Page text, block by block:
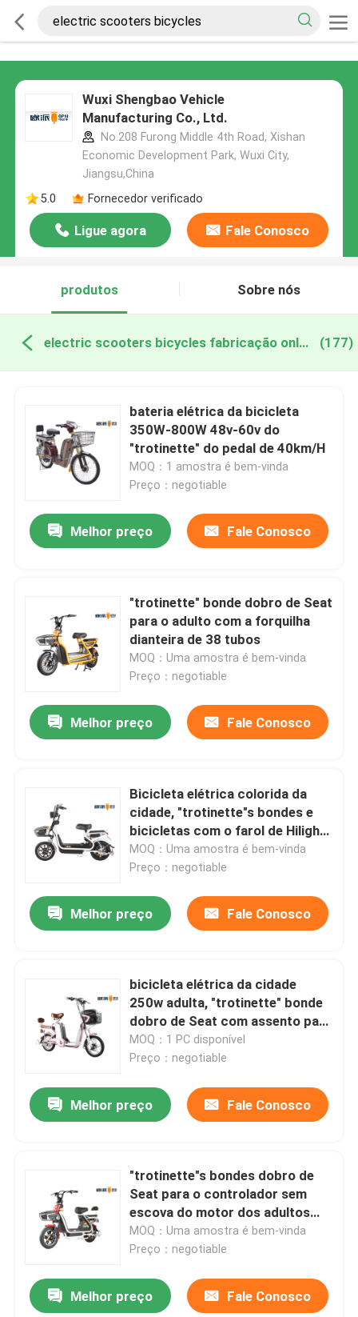
Wuxi Shengbao Vehicle
Manufacturing Co., Ltd.
No.208 Furong Middle 4th Road, Xishan
Economic Development Park, Wuxi City,
Jiangsu,China
5.0
Fornecedor verificado
Ligue agora Fale Conosco
produtos Sobre nós
electric scooters bicycles fabricação online (177)
bateria elétrica da bicicleta
350W-800W 48v-60v do
"trotinette" do pedal de 40km/H
MOQ：1 amostra é bem-vinda
Preço：negotiable
Melhor preço Fale Conosco
"trotinette" bonde dobro de Seat
para o adulto com a forquilha
dianteira de 38 tubos
MOQ：Uma amostra é bem-vinda
Preço：negotiable
Melhor preço Fale Conosco
Bicicleta elétrica colorida da
cidade, "trotinette"s bondes e
bicicletas com o farol de Hilight
da polia/diodo emissor de luz
MOQ：Uma amostra é bem-vinda
Preço：negotiable
Melhor preço Fale Conosco
bicicleta elétrica da cidade
250w adulta, "trotinette" bonde
dobro de Seat com assento para
pés
MOQ：1 PC disponível
Preço：negotiable
Melhor preço Fale Conosco
"trotinette"s bondes dobro de
Seat para o controlador sem
escova do motor dos adultos
48v
MOQ：Uma amostra é bem-vinda
Preço：negotiable
Melhor preço Fale Conosco